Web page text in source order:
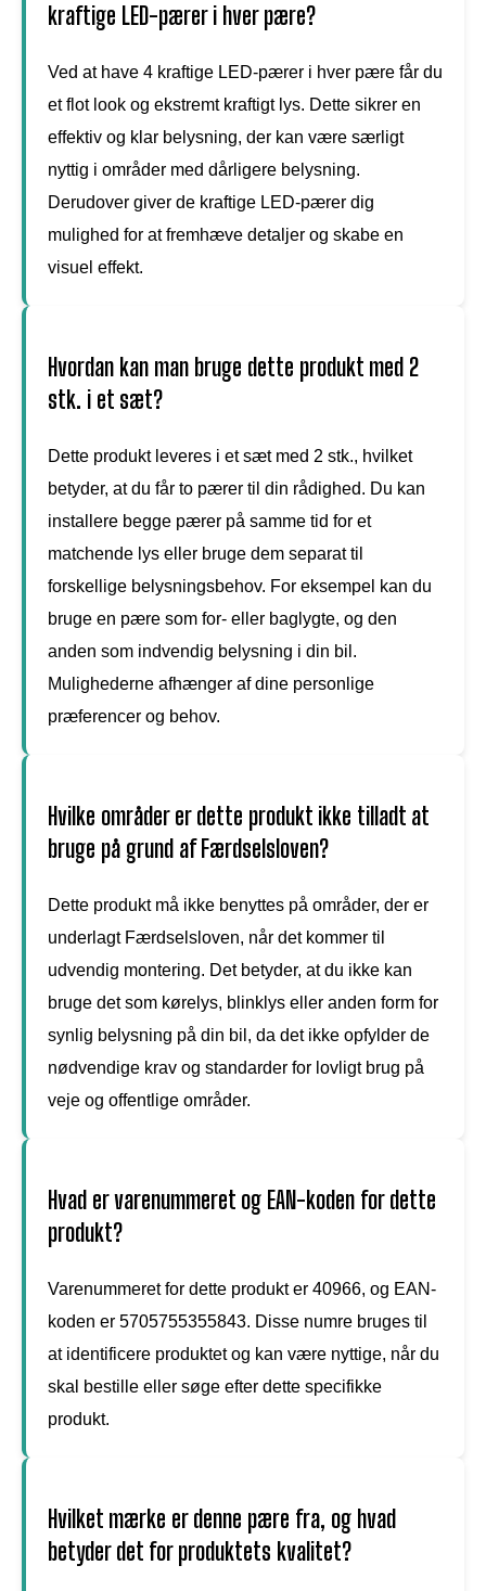
kraftige LED-pærer i hver pære?
Ved at have 4 kraftige LED-pærer i hver pære får du
et flot look og ekstremt kraftigt lys. Dette sikrer en
effektiv og klar belysning, der kan være særligt
nyttig i områder med dårligere belysning.
Derudover giver de kraftige LED-pærer dig
mulighed for at fremhæve detaljer og skabe en
visuel effekt.
Hvordan kan man bruge dette produkt med 2
stk. i et sæt?
Dette produkt leveres i et sæt med 2 stk., hvilket
betyder, at du får to pærer til din rådighed. Du kan
installere begge pærer på samme tid for et
matchende lys eller bruge dem separat til
forskellige belysningsbehov. For eksempel kan du
bruge en pære som for- eller baglygte, og den
anden som indvendig belysning i din bil.
Mulighederne afhænger af dine personlige
præferencer og behov.
Hvilke områder er dette produkt ikke tilladt at
bruge på grund af Færdselsloven?
Dette produkt må ikke benyttes på områder, der er
underlagt Færdselsloven, når det kommer til
udvendig montering. Det betyder, at du ikke kan
bruge det som kørelys, blinklys eller anden form for
synlig belysning på din bil, da det ikke opfylder de
nødvendige krav og standarder for lovligt brug på
veje og offentlige områder.
Hvad er varenummeret og EAN-koden for dette
produkt?
Varenummeret for dette produkt er 40966, og EAN-
koden er 5705755355843. Disse numre bruges til
at identificere produktet og kan være nyttige, når du
skal bestille eller søge efter dette specifikke
produkt.
Hvilket mærke er denne pære fra, og hvad
betyder det for produktets kvalitet?